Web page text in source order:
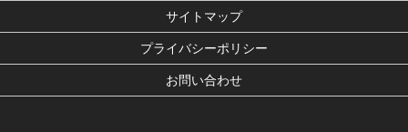
サイトマップ
プライバシーポリシー
お問い合わせ